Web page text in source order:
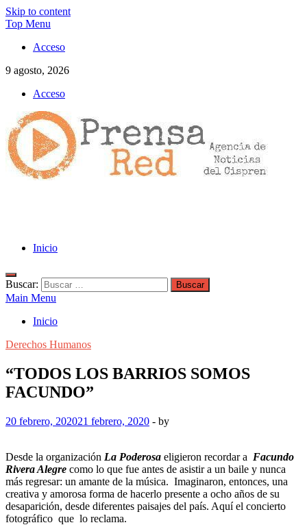
Skip to content
Top Menu
Acceso
9 agosto, 2026
Acceso
Inicio
Buscar:
Main Menu
Inicio
Derechos Humanos
“TODOS LOS BARRIOS SOMOS
FACUNDO”
20 febrero, 202021 febrero, 2020 - by
Desde la organización La Poderosa eligieron recordar a Facundo
Rivera Alegre como lo que fue antes de asistir a un baile y nunca
más regresar: un amante de la música. Imaginaron, entonces, una
creativa y amorosa forma de hacerlo presente a ocho años de su
desaparición, desde diferentes paisajes del país. Aquí el concierto
fotográfico que lo reclama.